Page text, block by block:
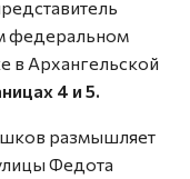
федеральном
в Архангельской
4 и 5.
размышляет
Федота